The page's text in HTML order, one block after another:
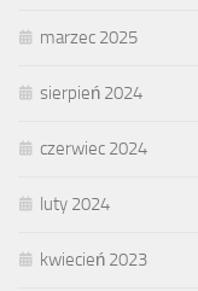
marzec 2025
sierpień 2024
czerwiec 2024
luty 2024
kwiecień 2023